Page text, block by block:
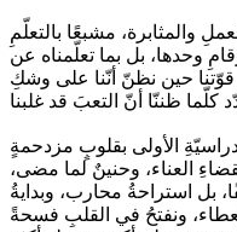
والمثابرة، مشبعًا بالتعلّمِ
وحدها، بل بما تعلّمناه عن
قوّتنا حين نظنّ أنّنا على وشكِ
الأولى بقلوبٍ مزدحمةٍ
العناء، وحنينٌ لما مضى،
بل استراحةُ محارب، وبدايةُ
ونفتحُ في القلبِ فسحةً